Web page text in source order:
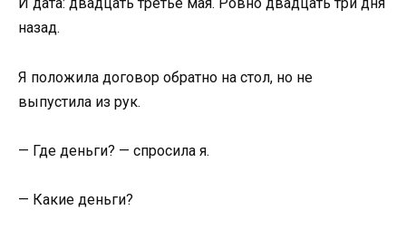
И дата: двадцать третье мая. Ровно двадцать три дня
назад.
Я положила договор обратно на стол, но не
выпустила из рук.
— Где деньги? — спросила я.
— Какие деньги?